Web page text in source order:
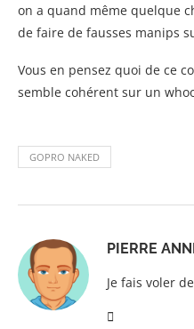
on a quand même quelque
de faire de fausses manips
Vous en pensez quoi de ce
semble cohérent sur un
GOPRO NAKED
PIERRE
Je fais voler